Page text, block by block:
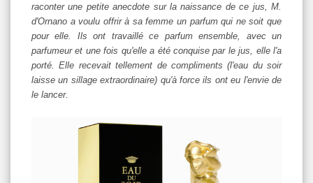
raconter une petite anecdote sur la naissance de ce jus, M.
d'Ornano a voulu offrir à sa femme un parfum qui ne soit que
pour elle. Ils ont travaillé ce parfum ensemble, avec un
parfumeur et une fois qu'elle a été conquise par le jus, elle l'a
porté. Elle recevait tellement de compliments (l'eau du soir
laisse un sillage extraordinaire) qu'à force ils ont eu l'envie de
le lancer.